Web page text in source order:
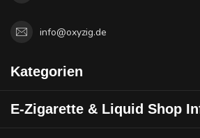
info@oxyzig.de
Kategorien
E-Zigarette & Liquid Shop